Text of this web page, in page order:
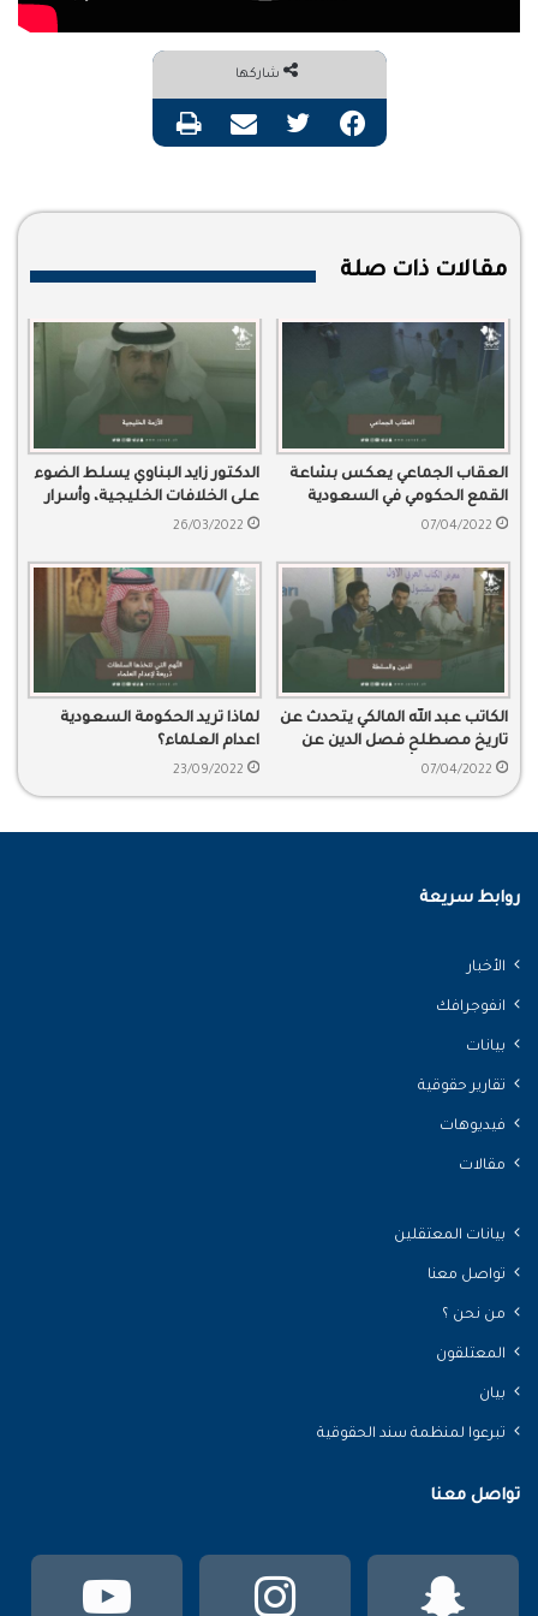
شاركها
فيسبوك تويتر مشاركة عبر البريد طباعة
مقالات ذات صلة
العقاب الجماعي يعكس بشاعة
القمع الحكومي في السعودية
07/04/2022
الدكتور زايد البناوي يسلط الضوء
على الخلافات الخليجية، وأسرار
تلك الخلافات
26/03/2022
الكاتب عبد الله المالكي يتحدث عن
تاريخ مصطلح فصل الدين عن
السلطة ونشأة ذلك المصطلح
07/04/2022
لماذا تريد الحكومة السعودية
اعدام العلماء؟
23/09/2022
روابط سريعة
الأخبار
انفوجرافك
بيانات
تقارير حقوقية
فيديوهات
مقالات
بيانات المعتقلين
تواصل معنا
من نحن ؟
المعتلقون
بيان
تبرعوا لمنظمة سند الحقوقية
تواصل معنا
انستقرام سناب